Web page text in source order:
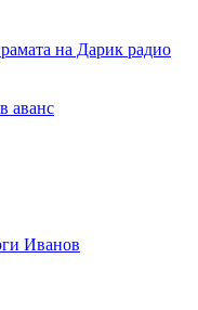
на Дарик радио
аванс
Иванов